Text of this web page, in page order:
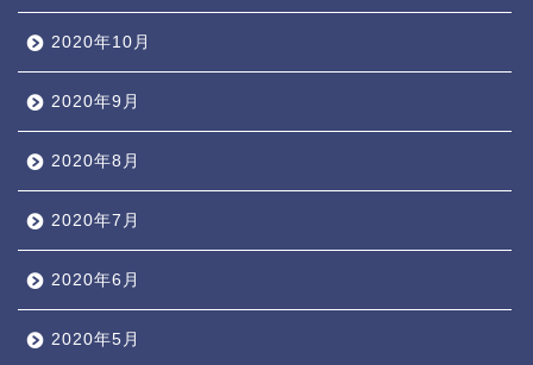
2020年10月
2020年9月
2020年8月
2020年7月
2020年6月
2020年5月